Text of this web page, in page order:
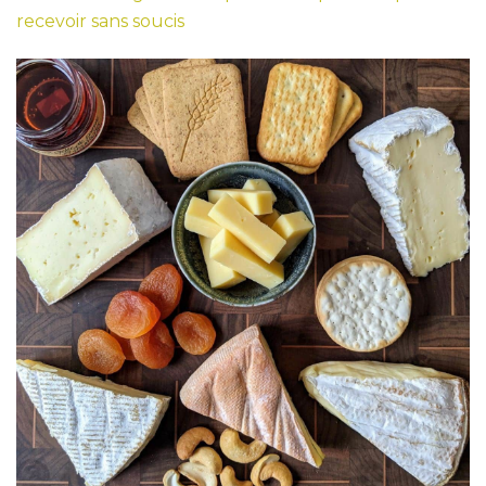
recevoir sans soucis